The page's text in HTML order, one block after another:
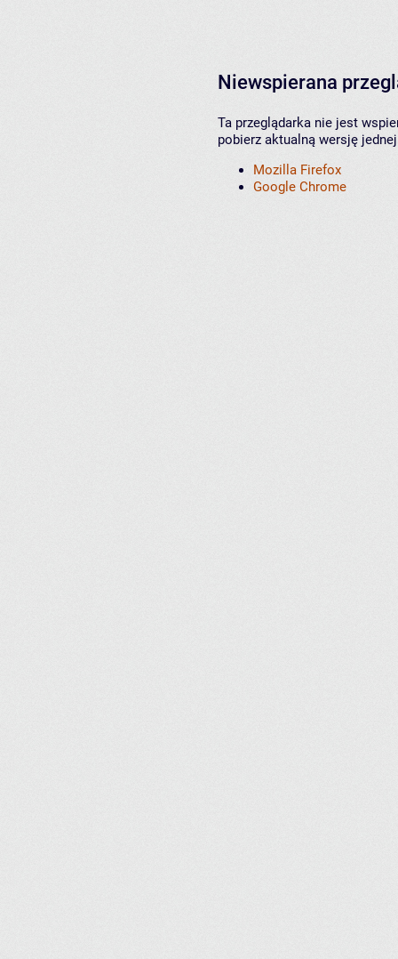
Niewspierana
Ta przeglądarka nie jest
pobierz aktualną wersję
Mozilla Firefox
Google Chrome